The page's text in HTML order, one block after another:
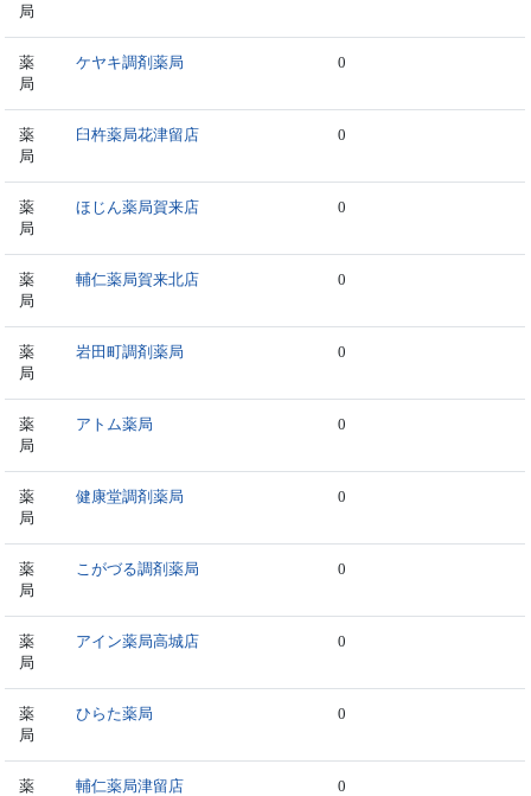
局
薬
局
ケヤキ調剤薬局 0
薬
局
臼杵薬局花津留店 0
薬
局
ほじん薬局賀来店 0
薬
局
輔仁薬局賀来北店 0
薬
局
岩田町調剤薬局 0
薬
局
アトム薬局 0
薬
局
健康堂調剤薬局 0
薬
局
こがづる調剤薬局 0
薬
局
アイン薬局高城店 0
薬
局
ひらた薬局 0
薬
輔仁薬局津留店 0